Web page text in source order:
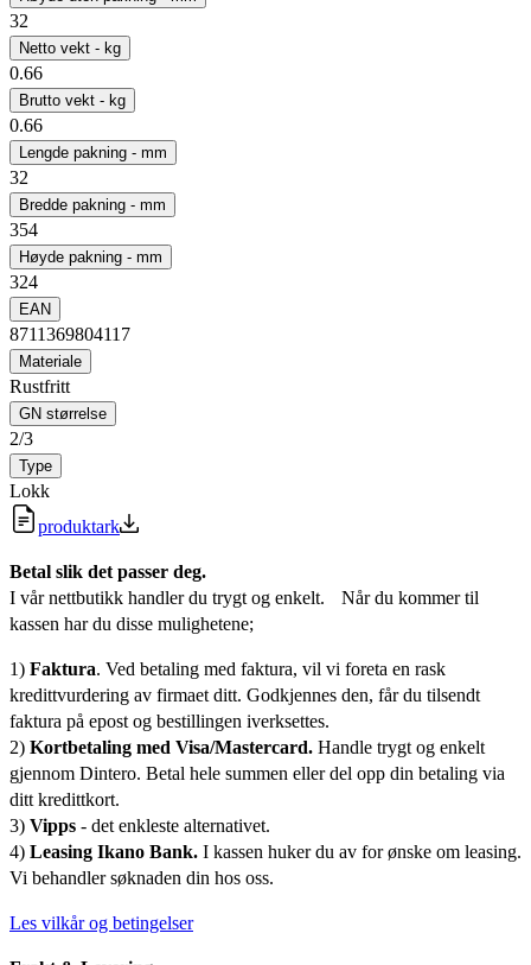
32
Netto vekt - kg
0.66
Brutto vekt - kg
0.66
Lengde pakning - mm
32
Bredde pakning - mm
354
Høyde pakning - mm
324
EAN
8711369804117
Materiale
Rustfritt
GN størrelse
2/3
Type
Lokk
produktark
Betal slik det passer deg.
I vår nettbutikk handler du trygt og enkelt. Når du kommer til
kassen har du disse mulighetene;
1) Faktura. Ved betaling med faktura, vil vi foreta en rask
kredittvurdering av firmaet ditt. Godkjennes den, får du tilsendt
faktura på epost og bestillingen iverksettes.
2) Kortbetaling med Visa/Mastercard. Handle trygt og enkelt
gjennom Dintero. Betal hele summen eller del opp din betaling via
ditt kredittkort.
3) Vipps - det enkleste alternativet.
4) Leasing Ikano Bank. I kassen huker du av for ønske om leasing.
Vi behandler søknaden din hos oss.
Les vilkår og betingelser